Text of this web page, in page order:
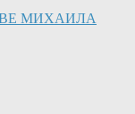
МИХАИЛА